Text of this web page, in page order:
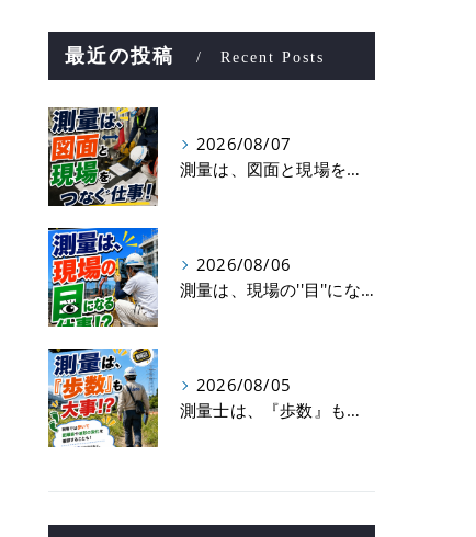
最近の投稿 Recent Posts
2026/08/07
測量は、図面と現場をつなぐ仕事！
2026/08/06
測量は、現場の''目''になる仕事！？
2026/08/05
測量士は、『歩数』も大事！？